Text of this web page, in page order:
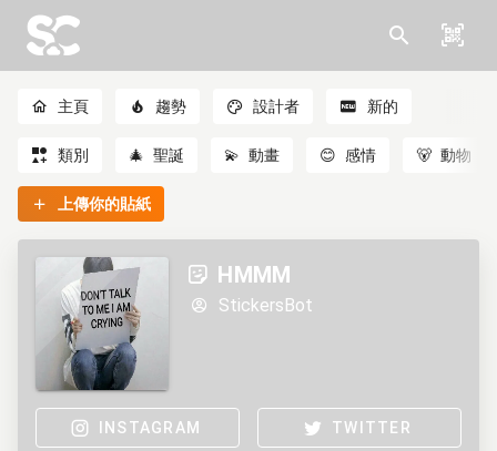
主頁 趨勢 設計者 新的
類別 🎄 聖誕 💫 動畫 😊 感情 🐻 動物
上傳你的貼紙
HMMM
StickersBot
INSTAGRAM TWITTER